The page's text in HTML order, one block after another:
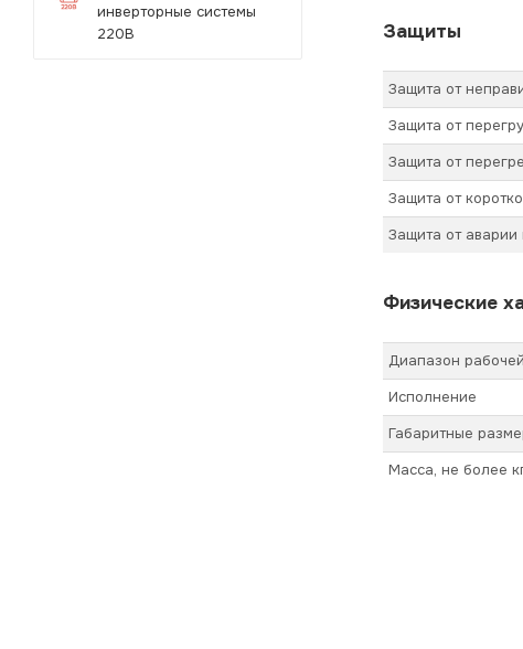
Защиты
Защита от
Защита от
Защита от
Защита от
Защита от
Физические
Диапазон
Исполнение
Габаритные
Масса, не более
инверторные системы
220В